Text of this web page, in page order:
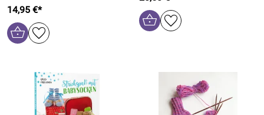
14,95 €*